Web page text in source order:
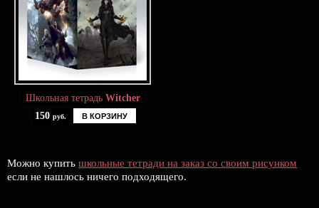
Школьная тетрадь Witcher
150 руб. В КОРЗИНУ
Можно купить школьные тетради на заказ со своим рисунком
если не нашлось ничего подходящего.